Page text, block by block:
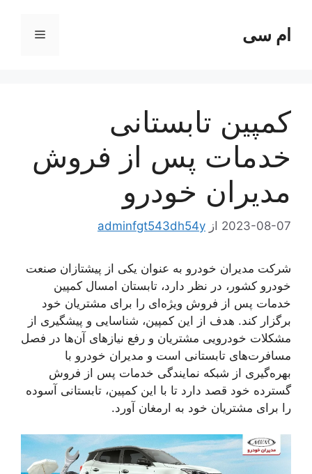
محتواام سی فهرست
کمپین تابستانی
خدمات پس از فروش
مدیران خودرو
2023-08-07 از adminfgt543dh54y
شرکت مدیران خودرو به عنوان یکی از پیشتازان صنعت
خودرو کشور، در نظر دارد، تابستان امسال کمپین
خدمات پس از فروش ویژه‌ای را برای مشتریان خود
برگزار کند. هدف از این کمپین، شناسایی و پیشگیری از
مشکلات خودرویی مشتریان و رفع نیازهای آن‌ها در فصل
مسافرت‌های تابستانی است و مدیران خودرو با
بهره‌گیری از شبکه‎ نمایندگی خدمات پس از فروش
گسترده خود قصد دارد تا با این کمپین، تابستانی آسوده
را برای مشتریان خود به ارمغان آورد.